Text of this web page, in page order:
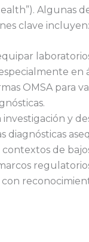
Algunas
clave incluyen:
en
OMSA para
investigación y
diagnósticas
contextos de
con